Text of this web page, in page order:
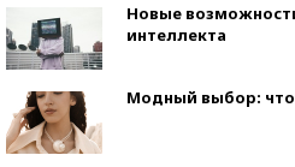
Новые
интеллекта
Модный выбор: что